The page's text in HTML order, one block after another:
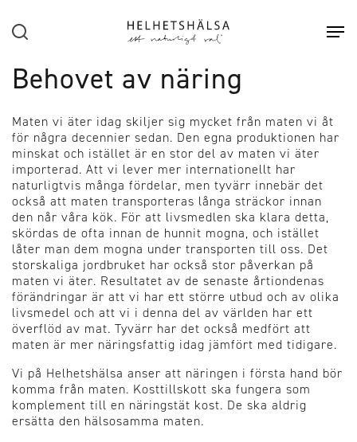
Sök
Behovet av näring
Maten vi äter idag skiljer sig mycket från maten vi åt
för några decennier sedan. Den egna produktionen har
minskat och istället är en stor del av maten vi äter
importerad. Att vi lever mer internationellt har
naturligtvis många fördelar, men tyvärr innebär det
också att maten transporteras långa sträckor innan
den når våra kök. För att livsmedlen ska klara detta,
skördas de ofta innan de hunnit mogna, och istället
låter man dem mogna under transporten till oss. Det
storskaliga jordbruket har också stor påverkan på
maten vi äter. Resultatet av de senaste årtiondenas
förändringar är att vi har ett större utbud och av olika
livsmedel och att vi i denna del av världen har ett
överflöd av mat. Tyvärr har det också medfört att
maten är mer näringsfattig idag jämfört med tidigare.
Vi på Helhetshälsa anser att näringen i första hand bör
komma från maten. Kosttillskott ska fungera som
komplement till en näringstät kost. De ska aldrig
ersätta den hälsosamma maten.